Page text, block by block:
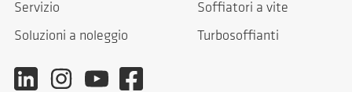
Servizio
Soluzioni a noleggio
Soffiatori a vite
Turbosoffianti